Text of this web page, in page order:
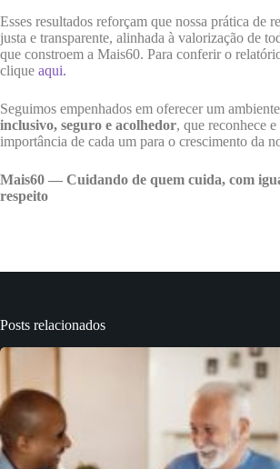
Esses resultados reforçam que nossa prática de
justa e transparente, alinhada à valorização de
que constroem a Mais60. Para conferir o
clique aqui.
Seguimos empenhados em oferecer um
inclusivo, seguro e acolhedor, que reconhece
importância de cada um para o crescimento da
Mais60 — Cuidando de quem cuida, com
respeito
Posts relacionados